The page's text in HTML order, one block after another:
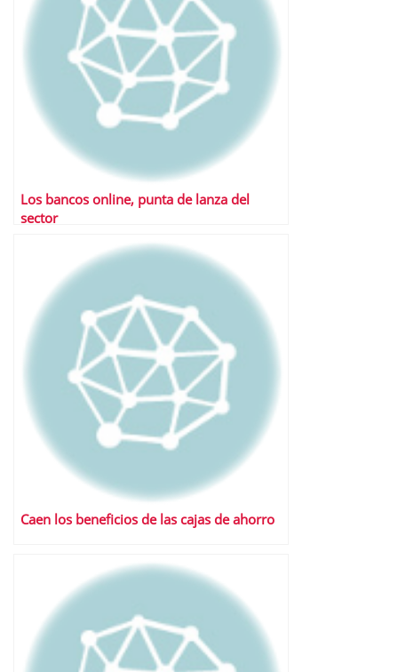
Los bancos online, punta de lanza del
sector
Caen los beneficios de las cajas de ahorro